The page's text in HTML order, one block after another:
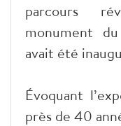
parcours
monument
avait été
Évoquant
près de 40